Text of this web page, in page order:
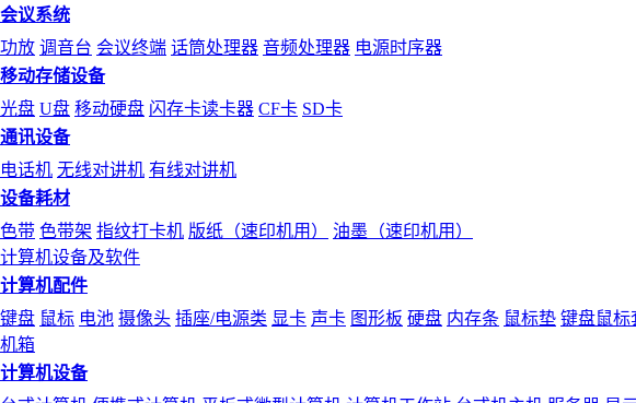
会议系统
功放 调音台 会议终端 话筒处理器 音频处理器 电源时序器
移动存储设备
光盘 U盘 移动硬盘 闪存卡读卡器 CF卡 SD卡
通讯设备
电话机 无线对讲机 有线对讲机
设备耗材
色带 色带架 指纹打卡机 版纸（速印机用）
油墨（速印机用）
计算机设备及软件
计算机配件
键盘 鼠标 电池 摄像头 插座/电源类 显卡 声卡 图形板 硬盘 内存条 鼠标垫 键盘鼠标
机箱
计算机设备